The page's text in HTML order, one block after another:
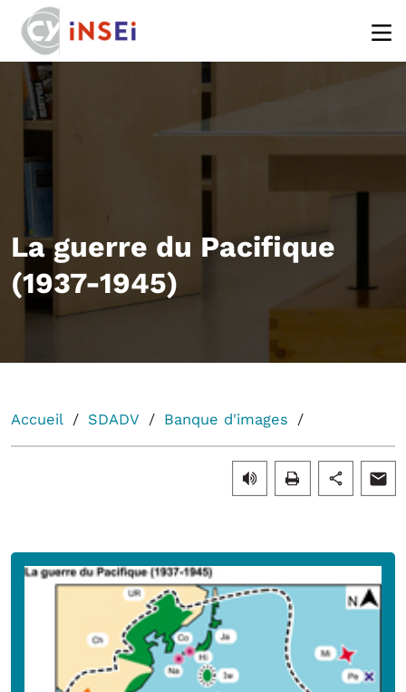
La guerre du Pacifique
(1937-1945)
Accueil SDADV Banque d'images